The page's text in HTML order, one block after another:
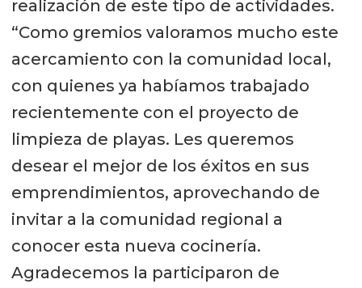
realización de este tipo de actividades.
“Como gremios valoramos mucho este
acercamiento con la comunidad local,
con quienes ya habíamos trabajado
recientemente con el proyecto de
limpieza de playas. Les queremos
desear el mejor de los éxitos en sus
emprendimientos, aprovechando de
invitar a la comunidad regional a
conocer esta nueva cocinería.
Agradecemos la participaron de